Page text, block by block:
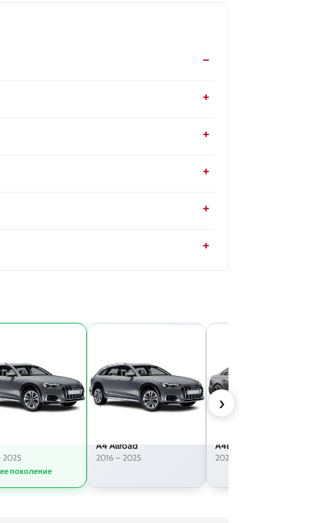
2025
поколение
A4 Allroad
2016 – 2025
A4L
2021 – 2025
›